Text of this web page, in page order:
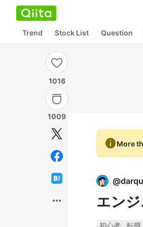
Trend Stock List Question
1016
1009
more_horiz
infoMore
@
エン
初心者 転職